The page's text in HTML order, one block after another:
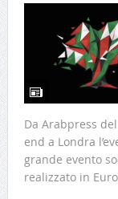
Da Arabpress
end a Londra
grande evento
realizzato in